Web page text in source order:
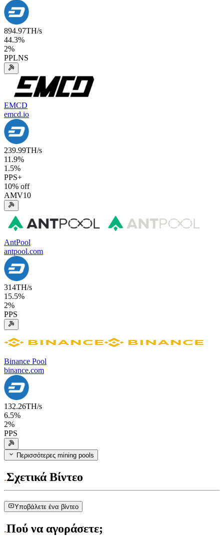
894.97TH/s
44.3%
2%
PPLNS
EMCD
emcd.io
239.99TH/s
11.9%
1.5%
PPS+
10% off
AMV10
AntPool
antpool.com
314TH/s
15.5%
2%
PPS
Binance Pool
binance.com
132.26TH/s
6.5%
2%
PPS
Περισσότερες mining pools
Σχετικά Βίντεο
Υποβάλετε ένα βίντεο
Πού να αγοράσετε;